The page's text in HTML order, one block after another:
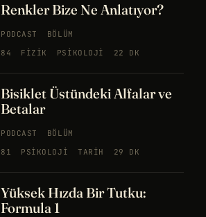
Renkler Bize Ne Anlatıyor?
PODCAST
BÖLÜM
84
FIZIK PSIKOLOJI 22 DK
Bisiklet Üstündeki Alfalar ve
Betalar
PODCAST
BÖLÜM
81
PSIKOLOJI TARIH 29 DK
Yüksek Hızda Bir Tutku:
Formula 1